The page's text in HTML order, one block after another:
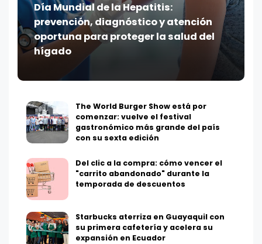
Día Mundial de la Hepatitis:
prevención, diagnóstico y atención
oportuna para proteger la salud del
hígado
The World Burger Show está por
comenzar: vuelve el festival
gastronómico más grande del país
con su sexta edición
Del clic a la compra: cómo vencer el
"carrito abandonado" durante la
temporada de descuentos
Starbucks aterriza en Guayaquil con
su primera cafetería y acelera su
expansión en Ecuador